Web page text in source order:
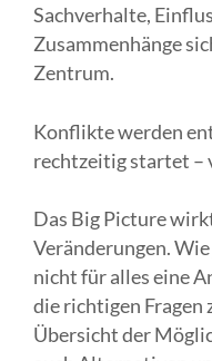
Sachverhalte,
Zusammenhänge
Zentrum.
Konflikte werden
rechtzeitig startet –
Das Big Picture
Veränderungen.
nicht für alles eine
die richtigen Fragen
Übersicht der